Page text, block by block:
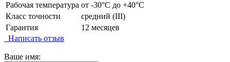
Рабочая температура от -30°C до +40°C
Класс точности
средний (III)
Гарантия
12 месяцев
Написать отзыв
Ваше имя: